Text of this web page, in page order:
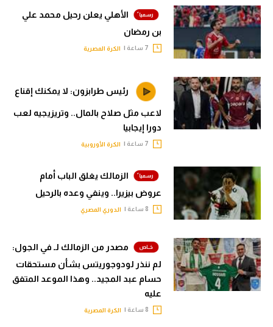
الأهلي يعلن رحيل محمد علي
بن رمضان
الكرة المصرية
رئيس طرابزون: لا يمكنك إقناع
لاعب مثل صلاح بالمال.. وتريزيجيه لعب
دورا إيجابيا
الكرة الأوروبية
الزمالك يغلق الباب أمام
عروض بيزيرا.. وينفي وعده بالرحيل
الدوري المصري
مصدر من الزمالك لـ في الجول:
لم ننذر لودوجوريتس بشأن مستحقات
حسام عبد المجيد.. وهذا الموعد المتفق
عليه
الكرة المصرية